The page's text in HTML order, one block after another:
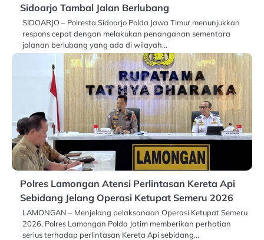
Sidoarjo Tambal Jalan Berlubang
SIDOARJO – Polresta Sidoarjo Polda Jawa Timur menunjukkan
respons cepat dengan melakukan penanganan sementara
jalanan berlubang yang ada di wilayah…
Polres Lamongan Atensi Perlintasan Kereta Api
Sebidang Jelang Operasi Ketupat Semeru 2026
LAMONGAN – Menjelang pelaksanaan Operasi Ketupat Semeru
2026, Polres Lamongan Polda Jatim memberikan perhatian
serius terhadap perlintasan Kereta Api sebidang…